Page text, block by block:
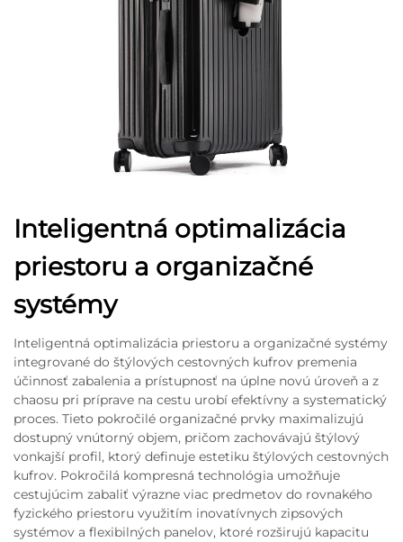
Inteligentná optimalizácia
priestoru a organizačné
systémy
Inteligentná optimalizácia priestoru a organizačné systémy
integrované do štýlových cestovných kufrov premenia
účinnosť zabalenia a prístupnosť na úplne novú úroveň a z
chaosu pri príprave na cestu urobí efektívny a systematický
proces. Tieto pokročilé organizačné prvky maximalizujú
dostupný vnútorný objem, pričom zachovávajú štýlový
vonkajší profil, ktorý definuje estetiku štýlových cestovných
kufrov. Pokročilá kompresná technológia umožňuje
cestujúcim zabaliť výrazne viac predmetov do rovnakého
fyzického priestoru využitím inovatívnych zipsových
systémov a flexibilných panelov, ktoré rozširujú kapacitu